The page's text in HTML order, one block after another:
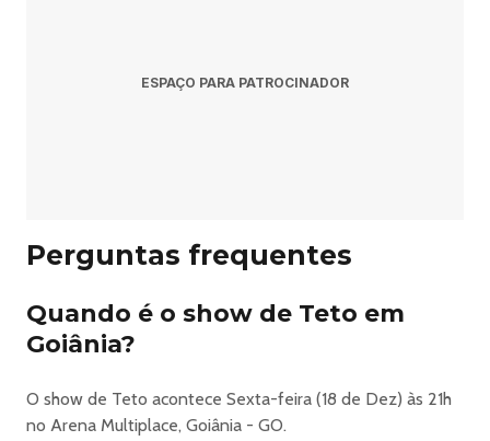
ESPAÇO PARA PATROCINADOR
Perguntas frequentes
Quando é o show de Teto em
Goiânia?
O show de Teto acontece Sexta-feira (18 de Dez) às 21h
no Arena Multiplace, Goiânia - GO.